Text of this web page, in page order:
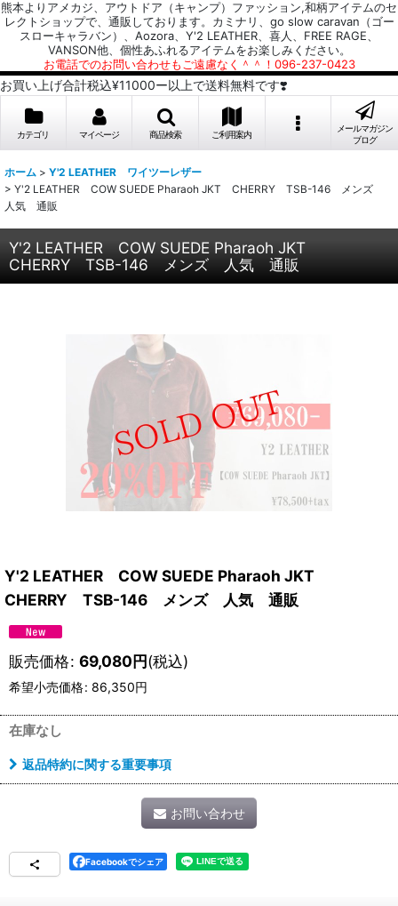
熊本よりアメカジ、アウトドア（キャンプ）ファッション,和柄アイテムのセ
レクトショップで、通販しております。カミナリ、go slow caravan（ゴー
スローキャラバン）、Aozora、Y'2 LEATHER、喜人、FREE RAGE、
VANSON他、個性あふれるアイテムをお楽しみください。
お電話でのお問い合わせもご遠慮なく＾＾！096-237-0423
お買い上げ合計税込¥11000ー以上で送料無料です❣️
カテゴリ マイページ 商品検索 ご利用案内
メールマガジン
ブログ
ホーム > Y'2 LEATHER ワイツーレザー
> Y'2 LEATHER COW SUEDE Pharaoh JKT CHERRY TSB-146 メンズ
人気 通販
Y'2 LEATHER COW SUEDE Pharaoh JKT
CHERRY TSB-146 メンズ 人気 通販
Y'2 LEATHER COW SUEDE Pharaoh JKT
CHERRY TSB-146 メンズ 人気 通販
販売価格: 69,080円(税込)
希望小売価格: 86,350円
在庫なし
返品特約に関する重要事項
お問い合わせ
Facebookでシェア